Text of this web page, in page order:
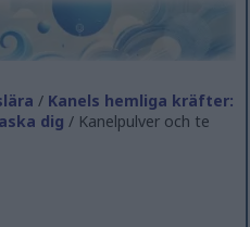
/ Kanels hemliga kräfter:
dig / Kanelpulver och te